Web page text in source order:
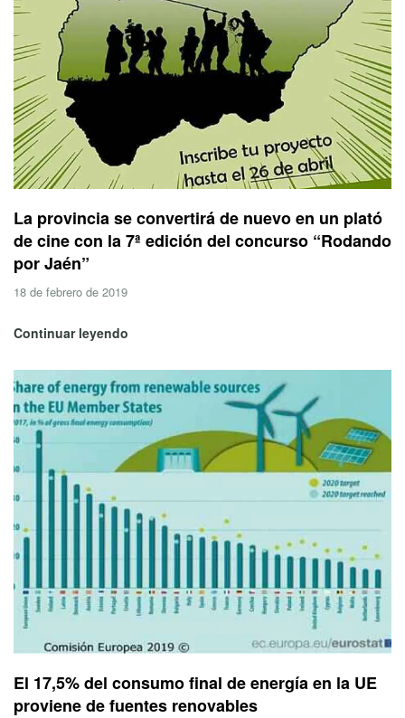
La provincia se convertirá de nuevo en un plató
de cine con la 7ª edición del concurso “Rodando
por Jaén”
18 de febrero de 2019
Continuar leyendo
El 17,5% del consumo final de energía en la UE
proviene de fuentes renovables